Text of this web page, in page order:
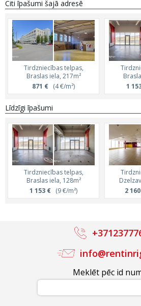
Citi īpašumi šajā adresē
Tirdzniecības telpas,
Braslas iela, 217m²
871 € (4 €/m²)
1
Līdzīgi īpašumi
Tirdzniecības telpas,
Braslas iela, 128m²
1 153 € (9 €/m²)
2
Meklēt pēc id